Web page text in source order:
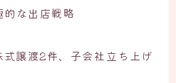
的な出店戦略
譲渡2件、子会社立ち上げ